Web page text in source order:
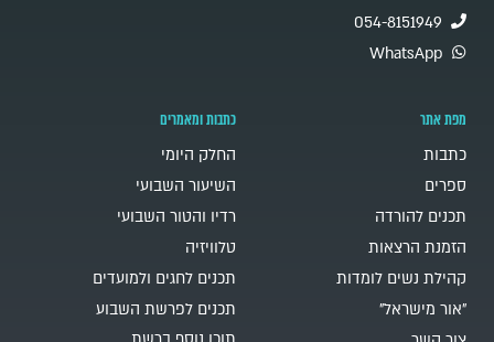
054-8151949
WhatsApp
מפת אתר
כתבות
ספרים
תכנים להורדה
הזמנת הרצאות
קהילת נשים לומדות
"אור מישראל"
כתבות ומאמרים
החלק היומי
השיעור השבועי
רדיו והטור השבועי
טלוויזיה
תכנים לחגים ולמועדים
תכנים לפרשת השבוע